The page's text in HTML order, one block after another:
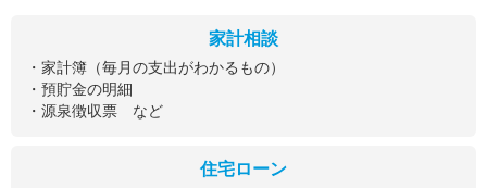
家計相談
・家計簿（毎月の支出がわかるもの）
・預貯金の明細
・源泉徴収票 など
住宅ローン